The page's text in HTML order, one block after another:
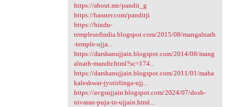
https://about.me/pandit_g
https://hasster.com/panditji
https://hindu-
templesofindia.blogspot.com/2015/08/mangalnath
-temple-ujja...
https://darshanujjain.blogspot.com/2014/08/mang
alnath-mandir.html?sc=174...
https://darshanujjain.blogspot.com/2011/01/maha
kaleshwar-jyotirlinga-ujj...
https://avgsujjain.blogspot.com/2024/07/dosh-
nivaran-puja-in-ujjain.html...